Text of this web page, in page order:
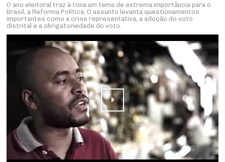
O ano eleitoral traz à tona um tema de extrema importância para o
Brasil, a Reforma Política. O assunto levanta questionamentos
importantes como a crise representativa, a adoção do voto
distrital e a obrigatoriedade do voto.